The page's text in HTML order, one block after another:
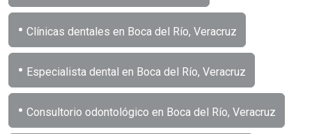
• Clínicas dentales en Boca del Río, Veracruz
• Especialista dental en Boca del Río, Veracruz
• Consultorio odontológico en Boca del Río, Veracruz